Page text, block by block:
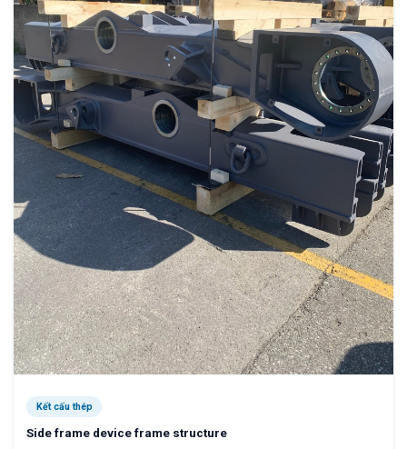
Kết cấu thép
Side frame device frame structure